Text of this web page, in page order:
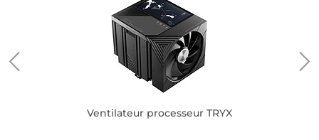
Ventilateur processeur TRYX